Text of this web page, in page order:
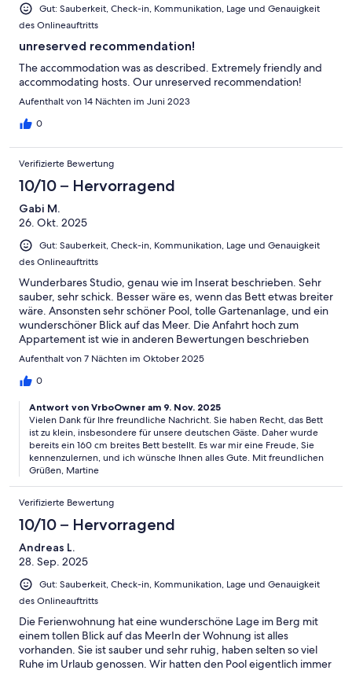
Gut: Sauberkeit, Check-in, Kommunikation, Lage und Genauigkeit
des Onlineauftritts
unreserved recommendation!
The accommodation was as described. Extremely friendly and
accommodating hosts. Our unreserved recommendation!
Aufenthalt von 14 Nächten im Juni 2023
0
Verifizierte Bewertung
10/10 – Hervorragend
Gabi M.
26. Okt. 2025
Gut: Sauberkeit, Check-in, Kommunikation, Lage und Genauigkeit
des Onlineauftritts
Wunderbares Studio, genau wie im Inserat beschrieben. Sehr
sauber, sehr schick. Besser wäre es, wenn das Bett etwas breiter
wäre. Ansonsten sehr schöner Pool, tolle Gartenanlage, und ein
wunderschöner Blick auf das Meer. Die Anfahrt hoch zum
Appartement ist wie in anderen Bewertungen beschrieben
etwas beschwerlich, aber machbar. Wir sind nur am 1. und am
Sonst kann man das Auto unten in der Straße parken und geht
Vermieterin war überaus freundlich und sehr zuvorkommend.
Kaltes Wasser und Kekse waren ein nettes
Willkommensgeschenk. Vielen Dank für deine
Gastfreundlichkeit, Martine: Und alles Gute für die Zukunft!
Aufenthalt von 7 Nächten im Oktober 2025
0
Antwort von VrboOwner am 9. Nov. 2025
Vielen Dank für Ihre freundliche Nachricht. Sie haben Recht, das Bett
ist zu klein, insbesondere für unsere deutschen Gäste. Daher wurde
bereits ein 160 cm breites Bett bestellt. Es war mir eine Freude, Sie
kennenzulernen, und ich wünsche Ihnen alles Gute. Mit freundlichen
Grüßen, Martine
Verifizierte Bewertung
10/10 – Hervorragend
Andreas L.
28. Sep. 2025
Gut: Sauberkeit, Check-in, Kommunikation, Lage und Genauigkeit
des Onlineauftritts
Die Ferienwohnung hat eine wunderschöne Lage im Berg mit
einem tollen Blick auf das MeerIn der Wohnung ist alles
vorhanden. Sie ist sauber und sehr ruhig, haben selten so viel
Ruhe im Urlaub genossen. Wir hatten den Pool eigentlich immer